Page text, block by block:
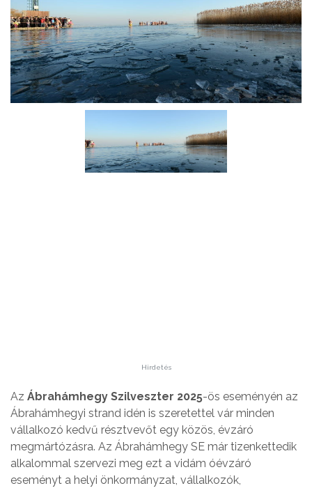
Hirdetés
Az Ábrahámhegy Szilveszter 2025-ös eseményén az
Ábrahámhegyi strand idén is szeretettel vár minden
vállalkozó kedvű résztvevőt egy közös, évzáró
megmártózásra. Az Ábrahámhegy SE már tizenkettedik
alkalommal szervezi meg ezt a vidám óévzáró
eseményt a helyi önkormányzat, vállalkozók,